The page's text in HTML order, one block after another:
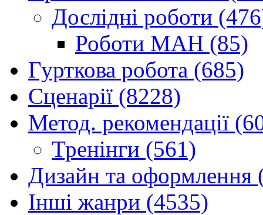
Дослідні роботи
Роботи МАН (85)
Гурткова робота (685)
Сценарії (8228)
Метод. рекомендації
Тренінги (561)
Дизайн та оформлення
Інші жанри (4535)